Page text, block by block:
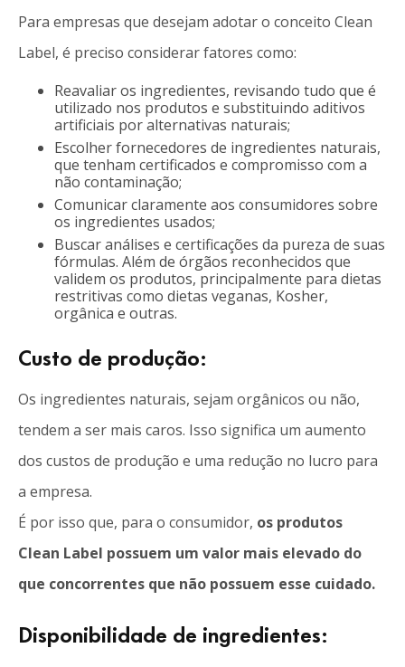
Para empresas que desejam adotar o conceito Clean
Label, é preciso considerar fatores como:
Reavaliar os ingredientes, revisando tudo que é
utilizado nos produtos e substituindo aditivos
artificiais por alternativas naturais;
Escolher fornecedores de ingredientes naturais,
que tenham certificados e compromisso com a
não contaminação;
Comunicar claramente aos consumidores sobre
os ingredientes usados;
Buscar análises e certificações da pureza de suas
fórmulas. Além de órgãos reconhecidos que
validem os produtos, principalmente para dietas
restritivas como dietas veganas, Kosher,
orgânica e outras.
Custo de produção:
Os ingredientes naturais, sejam orgânicos ou não,
tendem a ser mais caros. Isso significa um aumento
dos custos de produção e uma redução no lucro para
a empresa.
É por isso que, para o consumidor, os produtos
Clean Label possuem um valor mais elevado do
que concorrentes que não possuem esse cuidado.
Disponibilidade de ingredientes: